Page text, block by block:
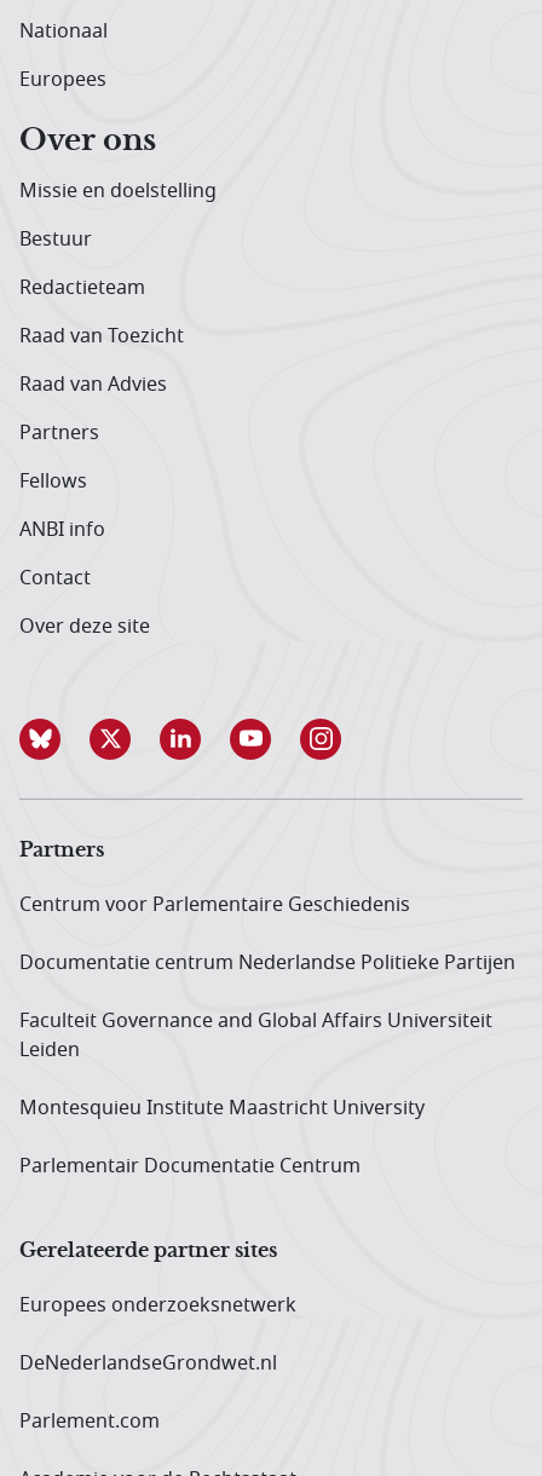
Nationaal
Europees
Over ons
Missie en doelstelling
Bestuur
Redactieteam
Raad van Toezicht
Raad van Advies
Partners
Fellows
ANBI info
Contact
Over deze site
Partners
Centrum voor Parlementaire Geschiedenis
Documentatie centrum Neder­landse Politieke Partijen
Faculteit Governance and Global Affairs Universiteit
Leiden
Montesquieu Institute Maastricht University
Parlementair Documentatie Centrum
Gerelateerde partner sites
Europees onderzoeks­netwerk
DeNederlandseGrondwet.nl
Parlement.com